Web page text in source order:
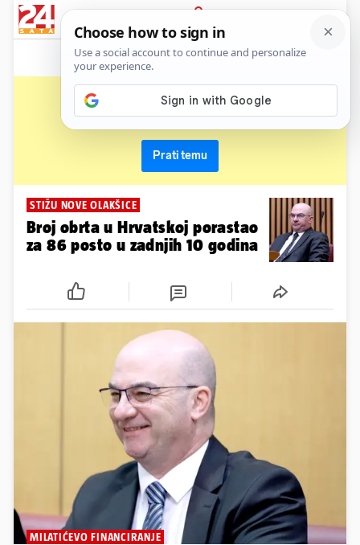
PRIJAVA
News
ivo milatić
Prati temu
STIŽU NOVE OLAKŠICE
Broj obrta u Hrvatskoj porastao
za 86 posto u zadnjih 10 godina
MILATIĆEVO FINANCIRANJE